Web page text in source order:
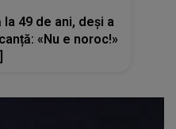
la 49 de ani, deși a
«Nu e noroc!»